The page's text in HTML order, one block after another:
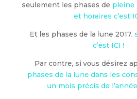
seulement les phases de pleine
et horaires c’est
Et les phases de la lune 2017,
c’est ICI !
Par contre, si vous désirez
phases de la lune dans les
un mois précis de